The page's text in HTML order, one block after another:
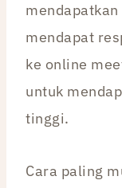
mendapat
ke online
untuk
tinggi.
Cara paling